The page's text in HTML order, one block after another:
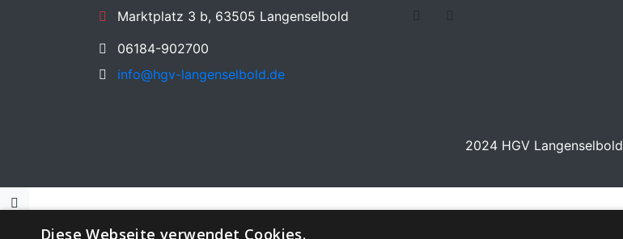
Marktplatz 3 b, 63505 Langenselbold
06184-902700
info@hgv-langenselbold.de
2024 HGV Langenselbold
Diese Webseite verwendet Cookies.